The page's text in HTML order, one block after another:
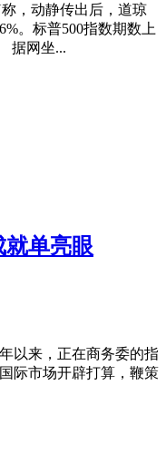
，动静传出后，道琼
。标普500指数期数上
据网坐...
就单亮眼
以来，正在商务委的指
际市场开辟打算，鞭策